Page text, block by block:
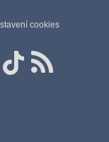
cookies